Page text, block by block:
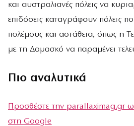
και αυστραλιανές πόλεις να
επιδόσεις καταγράφουν πόλεις
πολέμους και αστάθεια, όπως η
με τη Δαμασκό να παραμένει
Πιο αναλυτικά
Προσθέστε την parallaximag.gr
στη Google